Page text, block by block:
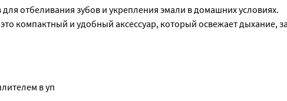
для отбеливания зубов и укрепления эмали в домашних условиях.
компактный и удобный аксессуар, который освежает дыхание,
оболочку полости рта, способствует устранению неприятного
в уп